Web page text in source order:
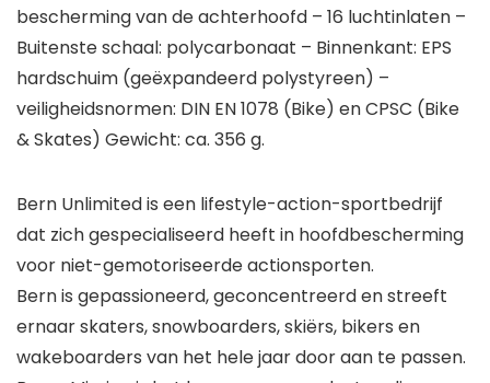
bescherming van de achterhoofd – 16 luchtinlaten –
Buitenste schaal: polycarbonaat – Binnenkant: EPS
hardschuim (geëxpandeerd polystyreen) –
veiligheidsnormen: DIN EN 1078 (Bike) en CPSC (Bike
& Skates) Gewicht: ca. 356 g.
Bern Unlimited is een lifestyle-action-sportbedrijf
dat zich gespecialiseerd heeft in hoofdbescherming
voor niet-gemotoriseerde actionsporten.
Bern is gepassioneerd, geconcentreerd en streeft
ernaar skaters, snowboarders, skiërs, bikers en
wakeboarders van het hele jaar door aan te passen.